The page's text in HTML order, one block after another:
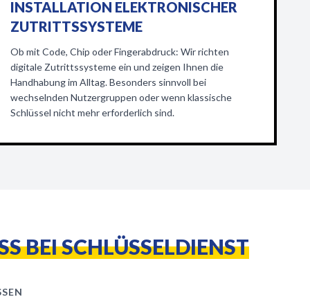
INSTALLATION ELEKTRONISCHER
ZUTRITTSSYSTEME
Ob mit Code, Chip oder Fingerabdruck: Wir richten
digitale Zutrittssysteme ein und zeigen Ihnen die
Handhabung im Alltag. Besonders sinnvoll bei
wechselnden Nutzergruppen oder wenn klassische
Schlüssel nicht mehr erforderlich sind.
BEI SCHLÜSSELDIENST